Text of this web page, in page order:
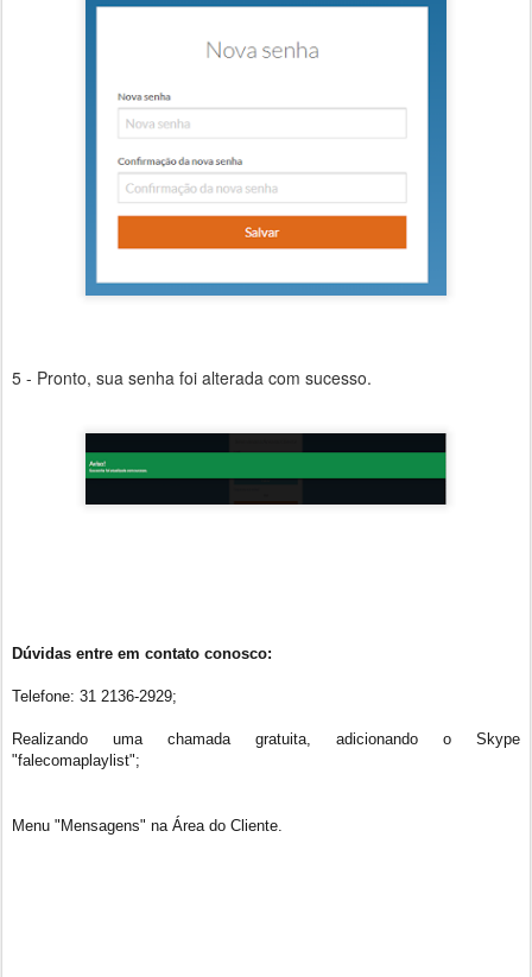
5 - Pronto, sua senha foi alterada com sucesso.
Dúvidas entre em contato conosco:
Telefone: 31 2136-2929;
Realizando uma chamada gratuita, adicionando o Skype
"falecomaplaylist";
Menu "Mensagens" na Área do Cliente.